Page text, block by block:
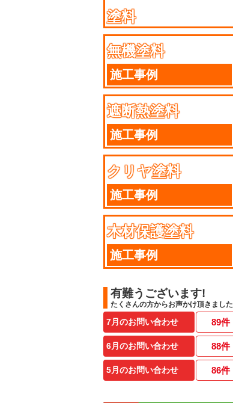
塗料
施工事例
無機塗料
施工事例
遮断熱塗料
施工事例
クリヤ塗料
施工事例
木材保護塗料
施工事例
有難うございます!
たくさんの方からお声かけ頂きました
7月のお問い合わせ 89件
6月のお問い合わせ 88件
5月のお問い合わせ 86件